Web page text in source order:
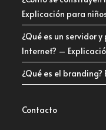
Explicación para
¿Qué es un servidor
Internet? –
¿Qué es el
Contacto